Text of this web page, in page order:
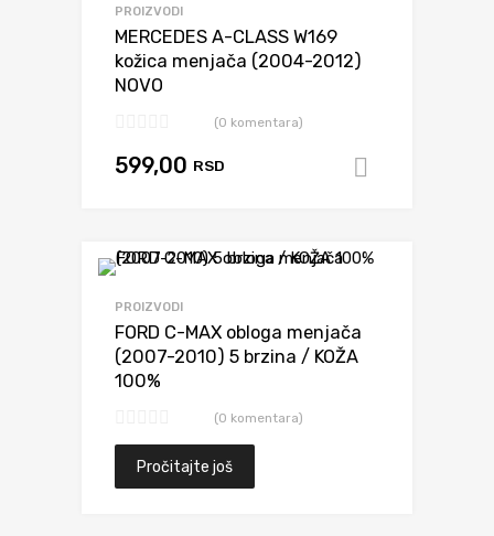
PROIZVODI
MERCEDES A-CLASS W169
kožica menjača (2004-2012)
NOVO
(0 komentara)
599,00 RSD
PROIZVODI
FORD C-MAX obloga menjača
(2007-2010) 5 brzina / KOŽA
100%
(0 komentara)
Pročitajte još